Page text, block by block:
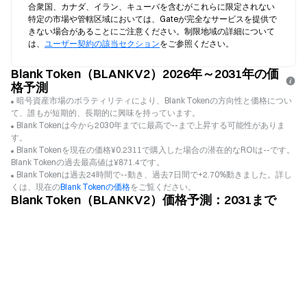
合衆国、カナダ、イラン、キューバを含むがこれらに限定されない
特定の市場や管轄区域においては、Gateが完全なサービスを提供で
きない場合があることにご注意ください。制限地域の詳細について
は、 ユーザー契約の該当セクションをご参照ください。
Blank Token（BLANKV2）2026年～2031年の価
格予測
暗号資産市場のボラティリティにより、Blank Tokenの方向性と価格につい
て、誰もが短期的、長期的に興味を持っています。
Blank Tokenは今から2030年までに最高で--まで上昇する可能性がありま
す。
Blank Tokenを現在の価格¥0.2311で購入した場合の潜在的なROIは--です。
Blank Tokenの過去最高値は¥871.4です。
Blank Tokenは過去24時間で--動き、過去7日間で+2.70%動きました。詳し
くは、現在のBlank Tokenの価格をご覧ください。
Blank Token（BLANKV2）価格予測：2031まで